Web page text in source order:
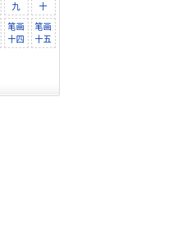
九
十
笔画
十四
笔画
十五